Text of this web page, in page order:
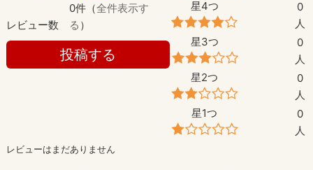
レビュー数
0件（全件表示す
る ）
投稿する
星4つ
0
人
星3つ
0
人
星2つ
0
人
星1つ
0
人
レビューはまだありません